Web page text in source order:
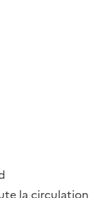
la circulation